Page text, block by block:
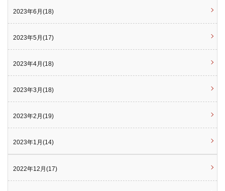
2023年6月(18)
2023年5月(17)
2023年4月(18)
2023年3月(18)
2023年2月(19)
2023年1月(14)
2022年12月(17)